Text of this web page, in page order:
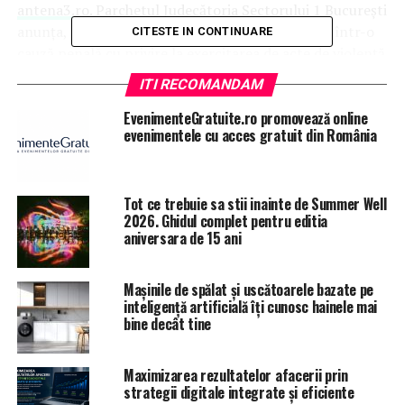
anunţa, joi dimineaţă, că procurorii fac cercetări într-o
cauză penală cu privire la exercitarea de acte de violenţă
fizică şi morală împotriva unor jandarmi, la mitingul din
10 august din Piaţa Victoriei.
ARTICOLE PE ACEIASI TEMA: PRIMA
Se va lansa licitaţia pentru cea mai controversată
autostradă din România | JiulAZI
NU RATATI
CUTREMUR în sistemul de PENSII! Dezvăluire BOMBĂ! Noi
informații ies la lumină! | JiulAZI
CITESTE IN CONTINUARE
ITI RECOMANDAM
EvenimenteGratuite.ro promovează online
evenimentele cu acces gratuit din România
Tot ce trebuie sa stii inainte de Summer Well
2026. Ghidul complet pentru editia
aniversara de 15 ani
Mașinile de spălat și uscătoarele bazate pe
inteligență artificială îți cunosc hainele mai
bine decât tine
Maximizarea rezultatelor afacerii prin
strategii digitale integrate și eficiente